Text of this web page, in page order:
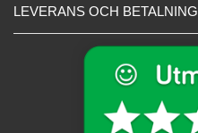
LEVERANS OCH BETALNING